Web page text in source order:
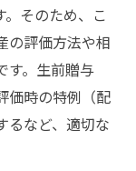
効果
を踏まえた
そのため、こ
の評価方法や相
す。生前贈与
価時の特例（配
るなど、適切な